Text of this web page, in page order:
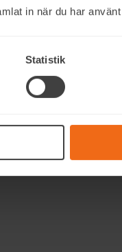
in när du har
Statistik